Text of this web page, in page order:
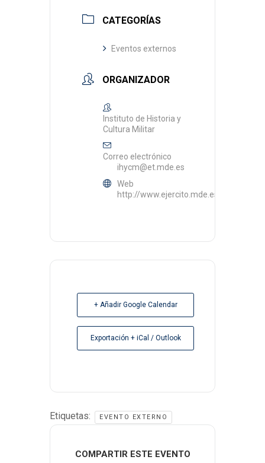
CATEGORÍAS
Eventos externos
ORGANIZADOR
Instituto de Historia y
Cultura Militar
Correo electrónico
ihycm@et.mde.es
Web
http://www.ejercito.mde.es/unidades/
+ Añadir Google Calendar
Exportación + iCal / Outlook
Etiquetas: EVENTO EXTERNO
COMPARTIR ESTE EVENTO